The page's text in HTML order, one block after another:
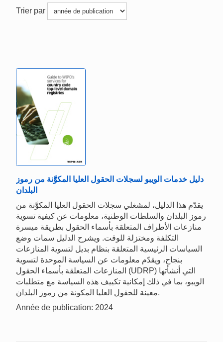
Trier par
دليل خدمات الويبو لسجلات الحقول العليا المكوَّنة من رموز
البلدان
يقدّم هذا الدليل، لمشغلي سجلات الحقول العليا المكوَّنة من
رموز البلدان والسلطات الوطنية، معلومات عن كيفية تسوية
منازعات الأطراف المتعلقة بأسماء الحقول بطريقة ميسرة
التكلفة ومختزلة للوقت. ويشرح الدليل سمات وضع
السياسات الرئيسية المتعلقة بنظام بديل لتسوية المنازعات
بنجاح، ويقدّم معلومات عن السياسة الموحدة لتسوية
المنازعات المتعلقة بأسماء الحقول (UDRP) التي أنشأتها
الويبو، بما في ذلك إمكانية تكييف هذه السياسة مع متطلبات
معينة للحقول العليا المكونة من رموز البلدان.
Année de publication: 2024